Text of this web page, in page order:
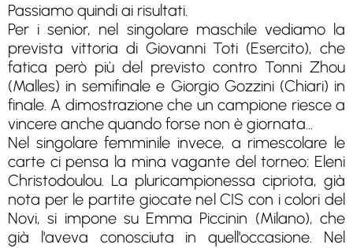
Passiamo quindi ai risultati.
Per i senior, nel singolare maschile vediamo la
prevista vittoria di Giovanni Toti (Esercito), che
fatica però più del previsto contro Tonni Zhou
(Malles) in semifinale e Giorgio Gozzini (Chiari) in
finale. A dimostrazione che un campione riesce a
vincere anche quando forse non è giornata...
Nel singolare femminile invece, a rimescolare le
carte ci pensa la mina vagante del torneo: Eleni
Christodoulou. La pluricampionessa cipriota, già
nota per le partite giocate nel CIS con i colori del
Novi, si impone su Emma Piccinin (Milano), che
già l'aveva conosciuta in quell'occasione. Nel